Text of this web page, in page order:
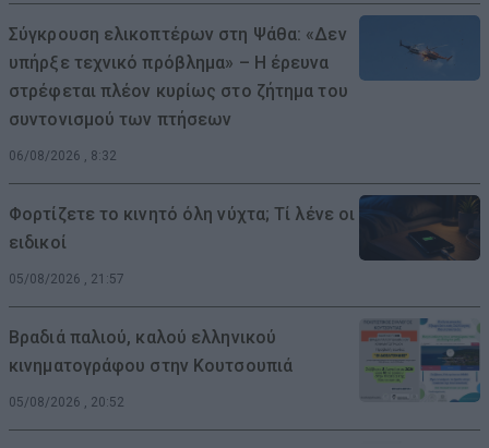
Σύγκρουση ελικοπτέρων στη Ψάθα: «Δεν
υπήρξε τεχνικό πρόβλημα» – Η έρευνα
στρέφεται πλέον κυρίως στο ζήτημα του
συντονισμού των πτήσεων
06/08/2026 , 8:32
Φορτίζετε το κινητό όλη νύχτα; Τί λένε οι
ειδικοί
05/08/2026 , 21:57
Βραδιά παλιού, καλού ελληνικού
κινηματογράφου στην Κουτσουπιά
05/08/2026 , 20:52